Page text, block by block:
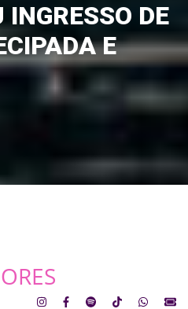
INGRESSO DE
E